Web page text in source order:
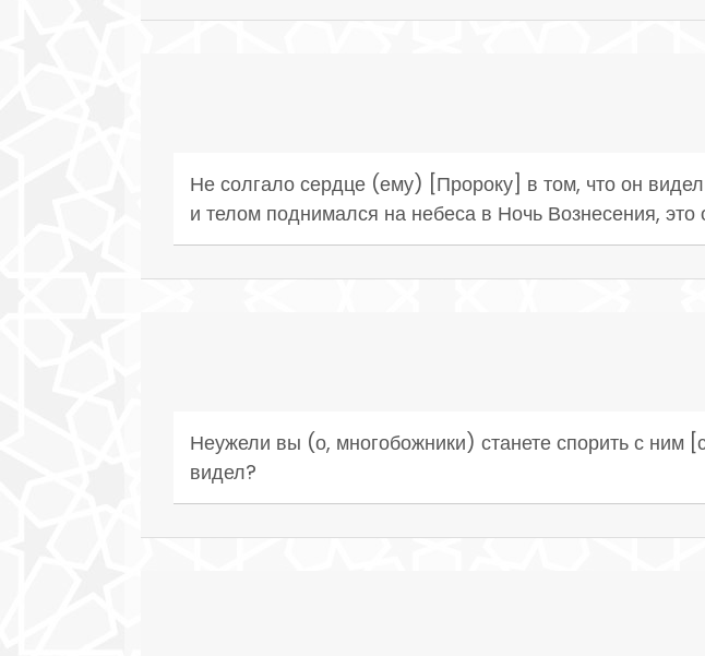
Не солгало сердце (ему) [Пророку] в том, что он
и телом поднимался на небеса в Ночь Вознесения,
Неужели вы (о, многобожники) станете спорить с ним
видел?